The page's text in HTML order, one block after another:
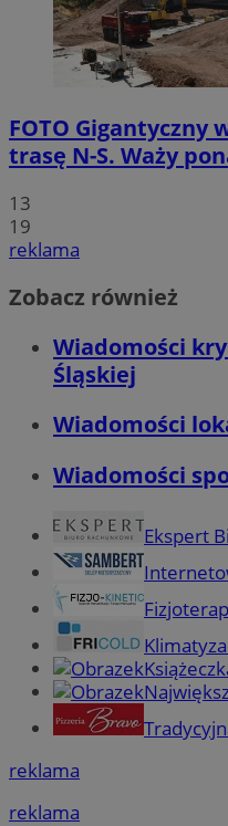
FOTO Gigantyczny
trasę N-S. Waży
13
19
reklama
Zobacz również
Wiadomości
Śląskiej
Wiadomości
Wiadomości
Ekspert
reklama
reklama